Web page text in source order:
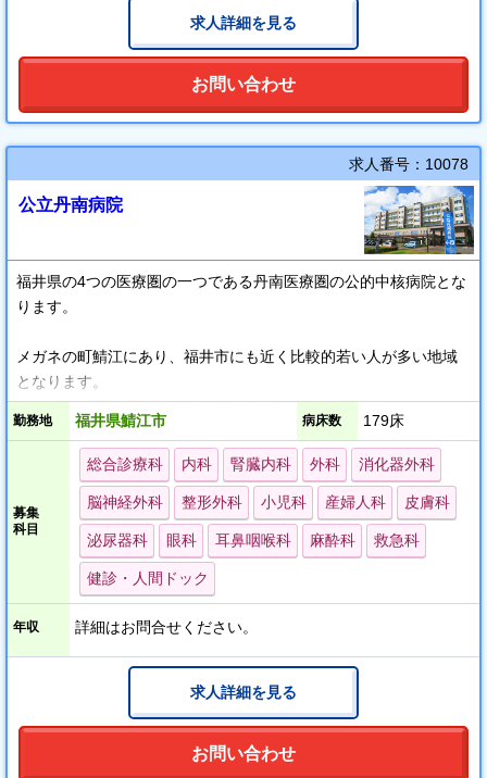
1日程度のトライアル勤務も可能です。
求人詳細を見る
お問い合わせ
求人番号：10078
公立丹南病院
福井県の4つの医療圏の一つである丹南医療圏の公的中核病院とな
ります。
メガネの町鯖江にあり、福井市にも近く比較的若い人が多い地域
となります。
多くの診療科を設け、地域の健康を守る大切な医療圏となってお
ります。
救急受入件数は、年間1,600件程度となっております。
病院には、訪問看護ステーション、居宅介護、通所リハビリテー
ションセンター、訪問リハビリテーションセンターもあります。
また、MRIは2023年に入替を行いました。
2025年度中にCTやマンモグラフィの入替も計画しています。
学会参加費への補助があり、院内には無料Wi-Fiが完備されており
ます。
また、職員のための院内保育所、病児用の病児保育・病後児保育
勤務地 福井県鯖江市 病床数 179床
募集
科目
総合診療科 内科 腎臓内科 外科 消化器外科
脳神経外科 整形外科 小児科 産婦人科 皮膚科
泌尿器科 眼科 耳鼻咽喉科 麻酔科 救急科
健診・人間ドック
年収 詳細はお問合せください。
求人詳細を見る
お問い合わせ